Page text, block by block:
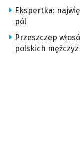
Ekspertka:
pól
Przeszczep
polskich